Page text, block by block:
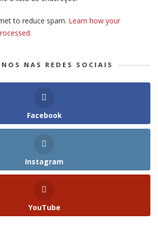
to reduce spam. Learn how your
NAS REDES SOCIAIS
Facebook
Instagram
YouTube